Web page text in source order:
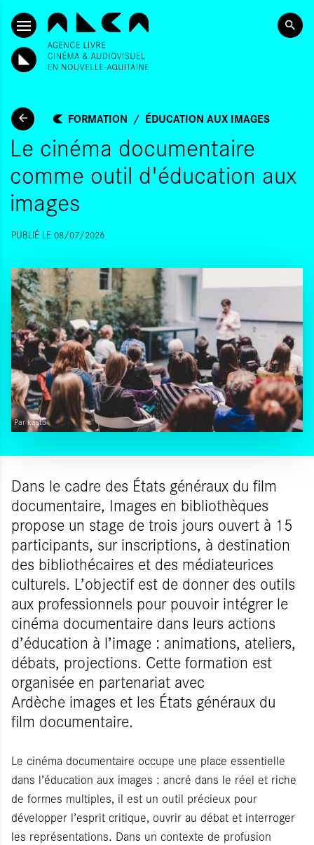
ALLER AU CONTENU PRINCIPAL
FORMATION ÉDUCATION AUX IMAGES
Le cinéma documentaire
comme outil d'éducation aux
images
PUBLIÉ LE 08/07/2026
Par kasto
Dans le cadre des États généraux du film
documentaire, Images en bibliothèques
propose un stage de trois jours ouvert à 15
participants, sur inscriptions, à destination
des bibliothécaires et des médiateurices
culturels. L’objectif est de donner des outils
aux professionnels pour pouvoir intégrer le
cinéma documentaire dans leurs actions
d’éducation à l’image : animations, ateliers,
débats, projections. Cette formation est
organisée en partenariat avec
Ardèche images et les États généraux du
film documentaire.
Le cinéma documentaire occupe une place essentielle
dans l’éducation aux images : ancré dans le réel et riche
de formes multiples, il est un outil précieux pour
développer l’esprit critique, ouvrir au débat et interroger
les représentations. Dans un contexte de profusion